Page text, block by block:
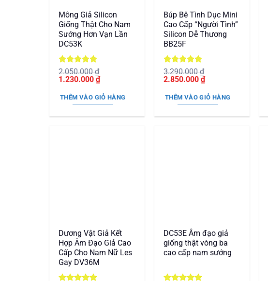
Mông Giả Silicon
Giống Thật Cho Nam
Sướng Hơn Vạn Lần
DC53K
Được xếp
hạng55
2.050.000₫
Giá
là:
2.050.000 ₫.
1.230.000₫Giá
hiện
tại
là:
THÊM VÀO GIỎ HÀNG
Búp Bê Tình Dục Mini
Cao Cấp “Người Tình”
Silicon Dễ Thương
BB25F
Được xếp
hạng55
3.290.000₫
Giá
là:
3.290.000 ₫.
2.850.000₫Giá
hiện
tại
là:
THÊM VÀO GIỎ HÀNG
Dương Vật Giả Kết
Hợp Âm Đạo Giả Cao
Cấp Cho Nam Nữ Les
Gay DV36M
DC53E Âm đạo giả
giống thật vòng ba
cao cấp nam sướng